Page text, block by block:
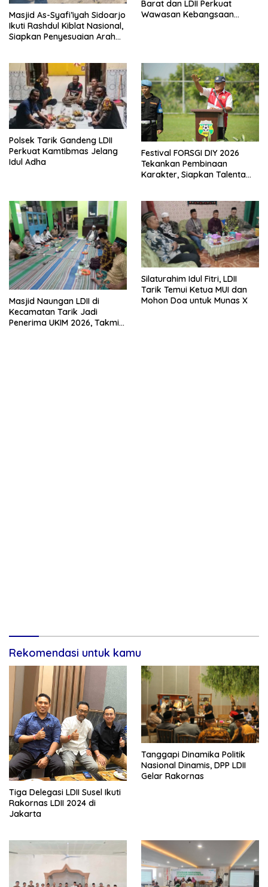
Masjid As-Syafi’iyah Sidoarjo
Ikuti Rashdul Kiblat Nasional,
Siapkan Penyesuaian Arah
Barat dan LDII Perkuat
Wawasan Kebangsaan
Polsek Tarik Gandeng LDII
Perkuat Kamtibmas Jelang
Idul Adha
Festival FORSGI DIY 2026
Tekankan Pembinaan
Karakter, Siapkan Talenta
Masjid Naungan LDII di
Kecamatan Tarik Jadi
Penerima UKIM 2026, Takmir
Silaturahim Idul Fitri, LDII
Tarik Temui Ketua MUI dan
Mohon Doa untuk Munas X
Rekomendasi untuk kamu
Tiga Delegasi LDII Susel Ikuti
Rakornas LDII 2024 di
Jakarta
Tanggapi Dinamika Politik
Nasional Dinamis, DPP LDII
Gelar Rakornas